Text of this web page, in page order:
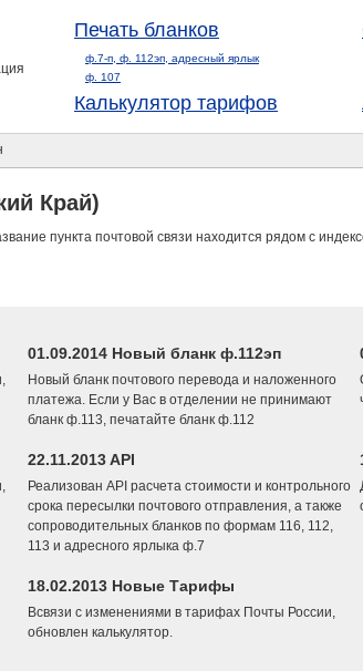
Печать бланков
ф.7-п, ф. 112эп, адресный ярлык
ф. 107
Калькулятор тарифов
Край)
пункта почтовой связи находится рядом с
01.09.2014 Новый бланк ф.112эп
Новый бланк почтового перевода и наложенного
платежа. Если у Вас в отделении не принимают
бланк ф.113, печатайте бланк ф.112
22.11.2013 API
Реализован API расчета стоимости и контрольного
срока пересылки почтового отправления, а также
сопроводительных бланков по формам 116, 112,
113 и адресного ярлыка ф.7
18.02.2013 Новые Тарифы
Всвязи с изменениями в тарифах Почты России,
обновлен калькулятор.